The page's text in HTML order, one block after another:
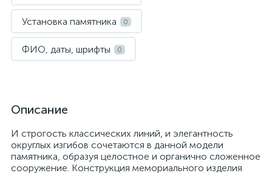
Установка памятника 0
ФИО, даты, шрифты 0
Описание
И строгость классических линий, и элегантность
округлых изгибов сочетаются в данной модели
памятника, образуя целостное и органично сложенное
сооружение. Конструкция мемориального изделия